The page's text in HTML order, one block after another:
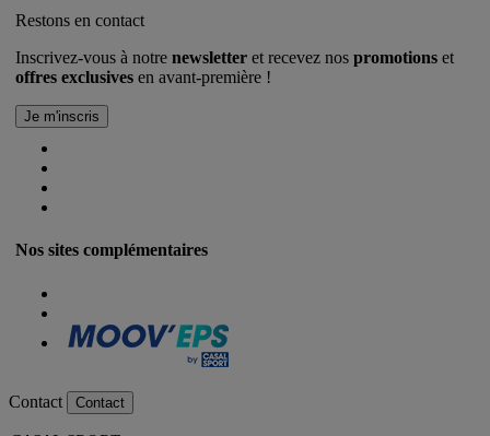
Restons en contact
Inscrivez-vous à notre newsletter et recevez nos promotions et
offres exclusives en avant-première !
Nos sites complémentaires
Contact Contact